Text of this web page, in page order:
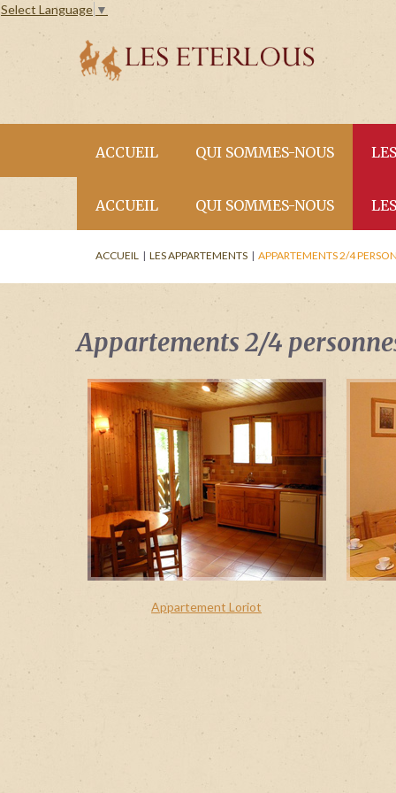
Select Language ▼
ACCUEIL
ACTUALITÉS
VENEZ RESPIRER
UNE ETAPE DE
DISPO ET
AU VIEUX
QUI SOMMES-NOUS
La résidence
Situation
Actualités
ACCUEIL
ACTUALITÉS
VENEZ RESPIRER
MONTAGNE EN ETE
UNE ETAPE DE
FRAIS ET DISPO ET
LE MONDE
AU VIEUX VILLAGE !
QUI SOMMES-NOUS
La résidence
Les services
Situation
Actualités
ACCUEIL | LES APPARTEMENTS | APPARTEMENTS 2/4
Appartements 2/4
Appartement Loriot